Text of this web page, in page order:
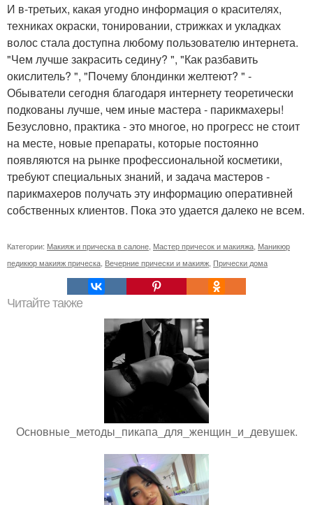
И в-третьих, какая угодно информация о красителях,
техниках окраски, тонировании, стрижках и укладках
волос стала доступна любому пользователю интернета.
"Чем лучше закрасить седину? ", "Как разбавить
окислитель? ", "Почему блондинки желтеют? " -
Обыватели сегодня благодаря интернету теоретически
подкованы лучше, чем иные мастера - парикмахеры!
Безусловно, практика - это многое, но прогресс не стоит
на месте, новые препараты, которые постоянно
появляются на рынке профессиональной косметики,
требуют специальных знаний, и задача мастеров -
парикмахеров получать эту информацию оперативней
собственных клиентов. Пока это удается далеко не всем.
Категории: Макияж и прическа в салоне, Мастер причесок и макияжа, Маникюр
педикюр макияж прическа, Вечерние прически и макияж, Прически дома
Читайте также
Основные_методы_пикапа_для_женщин_и_девушек.